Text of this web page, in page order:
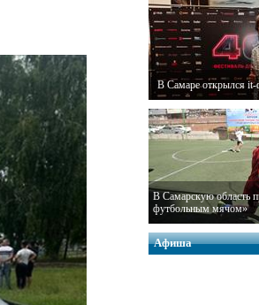
В Самаре открылся
В Самарскую область
футбольным мячом»
Афиша